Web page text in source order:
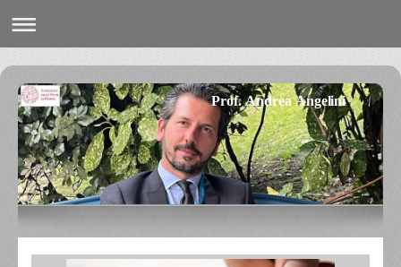
Prof. Andrea Angelini